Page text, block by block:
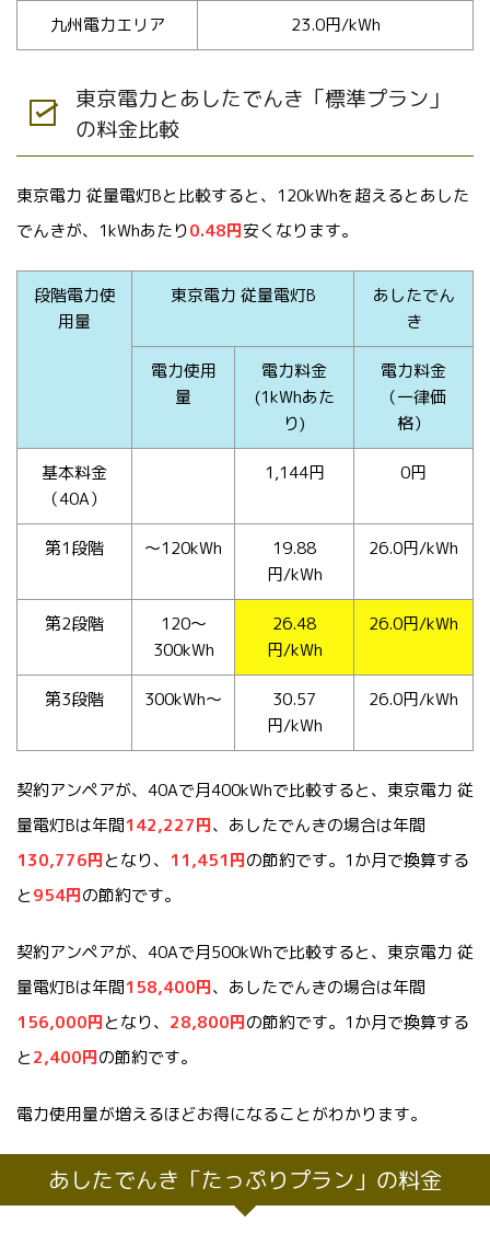
九州電力エリア 23.0円/kWh
東京電力とあしたでんき「標準プラン」
の料金比較
東京電力 従量電灯Bと比較すると、120kWhを超えるとあした
でんきが、1kWhあたり0.48円安くなります。
段階電力使
用量
東京電力 従量電灯B
あしたでん
き
電力使用
量
電力料金
(1kWhあた
り)
電力料金
（一律価
格）
基本料金
（40A）
1,144円 0円
第1段階 ～120kWh
19.88
円/kWh
26.0円/kWh
第2段階
120～
300kWh
26.48
円/kWh
26.0円/kWh
第3段階 300kWh～
30.57
円/kWh
26.0円/kWh
契約アンペアが、40Aで月400kWhで比較すると、東京電力 従
量電灯Bは年間142,227円、あしたでんきの場合は年間
130,776円となり、 11,451円の節約です。1か月で換算する
と954円の節約です。
契約アンペアが、40Aで月500kWhで比較すると、東京電力 従
量電灯Bは年間158,400円、あしたでんきの場合は年間
156,000円となり、 28,800円の節約です。1か月で換算する
と2,400円の節約です。
電力使用量が増えるほどお得になることがわかります。
あしたでんき「たっぷりプラン」の料金